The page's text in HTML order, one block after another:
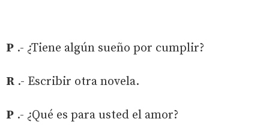
P .- ¿Tiene algún sueño por cumplir?
R .- Escribir otra novela.
P .- ¿Qué es para usted el amor?